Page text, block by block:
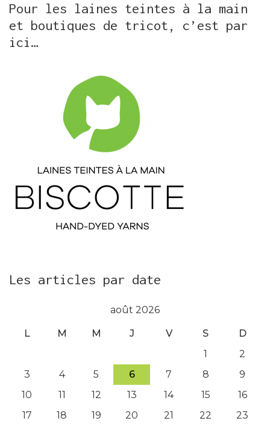
Pour les laines teintes à la main
et boutiques de tricot, c’est par
ici…
Les articles par date
août 2026
L M M J V S
D
1
2
3
4 5 6 7 8
9
10
11 12 13 14 15
16
17
18 19 20 21 22 23